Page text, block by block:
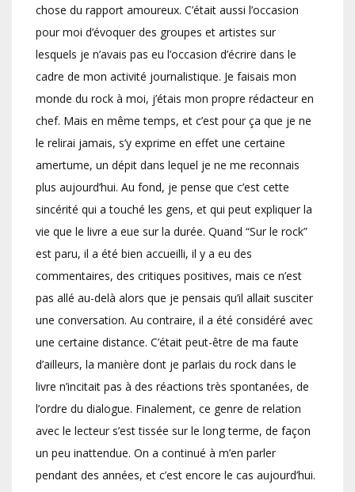
chose du rapport amoureux. C’était aussi l’occasion
pour moi d’évoquer des groupes et artistes sur
lesquels je n’avais pas eu l’occasion d’écrire dans le
cadre de mon activité journalistique. Je faisais mon
monde du rock à moi, j’étais mon propre rédacteur en
chef. Mais en même temps, et c’est pour ça que je ne
le relirai jamais, s’y exprime en effet une certaine
amertume, un dépit dans lequel je ne me reconnais
plus aujourd’hui. Au fond, je pense que c’est cette
sincérité qui a touché les gens, et qui peut expliquer la
vie que le livre a eue sur la durée. Quand “Sur le rock”
est paru, il a été bien accueilli, il y a eu des
commentaires, des critiques positives, mais ce n’est
pas allé au-delà alors que je pensais qu’il allait susciter
une conversation. Au contraire, il a été considéré avec
une certaine distance. C’était peut-être de ma faute
d’ailleurs, la manière dont je parlais du rock dans le
livre n’incitait pas à des réactions très spontanées, de
l’ordre du dialogue. Finalement, ce genre de relation
avec le lecteur s’est tissée sur le long terme, de façon
un peu inattendue. On a continué à m’en parler
pendant des années, et c’est encore le cas aujourd’hui.